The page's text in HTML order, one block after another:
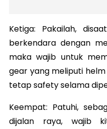
Ketiga: Pakailah,
berkendara dengan
maka wajib untuk
gear yang meliputi
tetap safety selama
Keempat: Patuhi,
dijalan raya, wajib